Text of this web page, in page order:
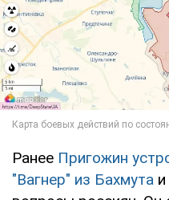
Ранее Пригожин
"Вагнер" из Бахмута